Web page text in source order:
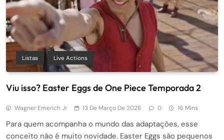
Listas Live Actions
Viu isso? Easter Eggs de One Piece Temporada 2
Wagner Emerich Jr 13 De Março De 2026 0 16 Mins
Para quem acompanha o mundo das adaptações, esse
conceito não é muito novidade. Easter Eggs são pequenos